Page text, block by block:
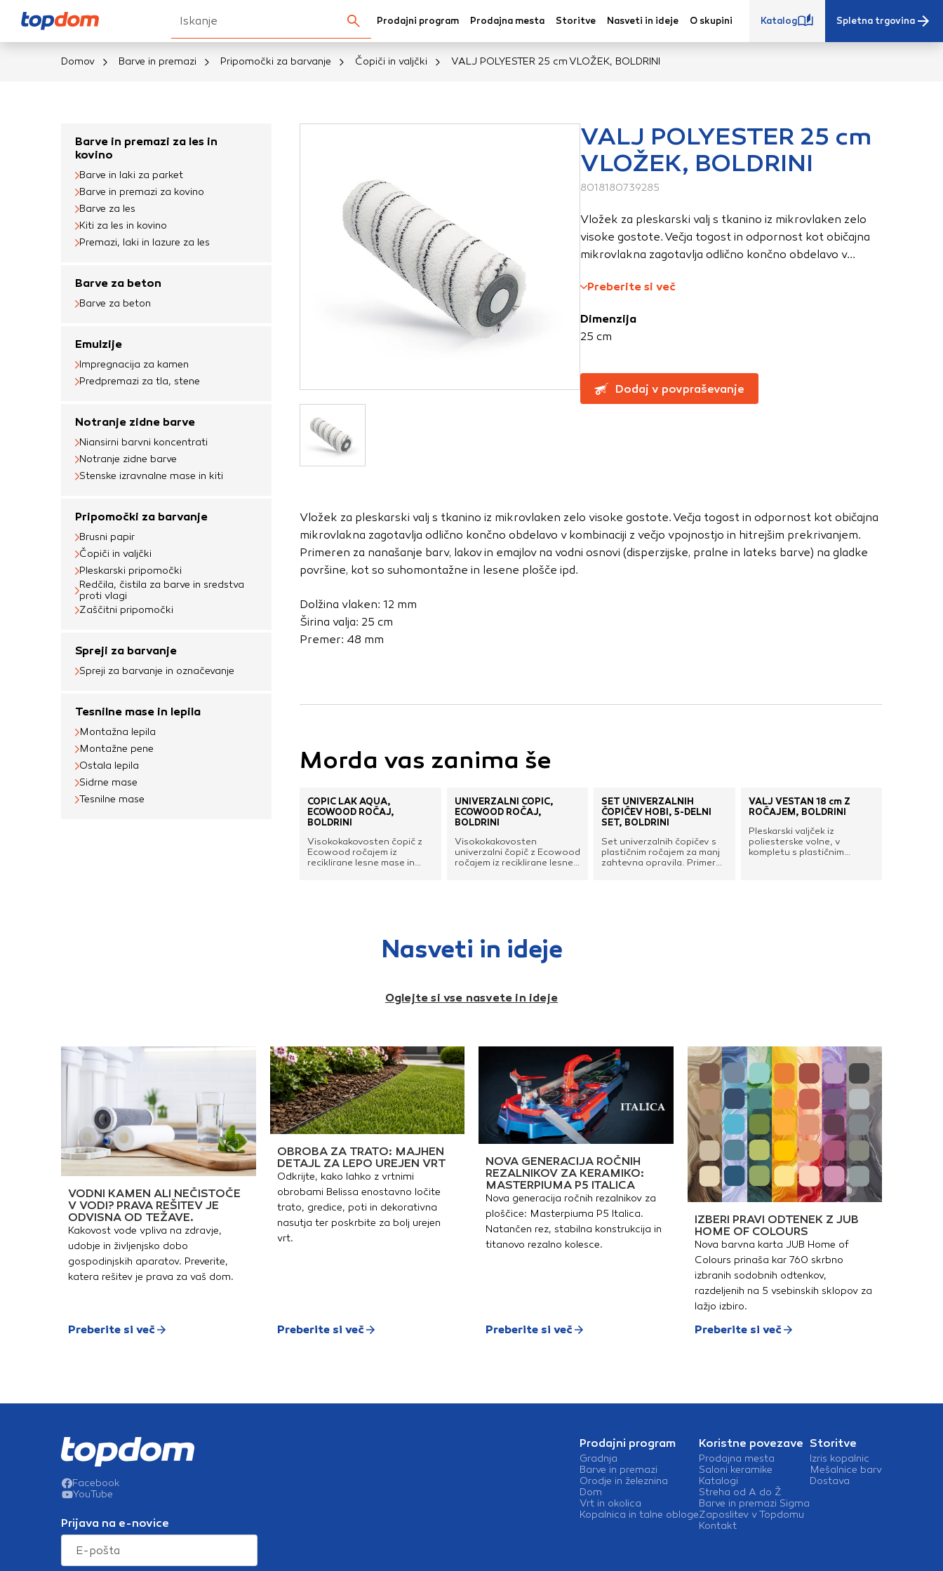
Išči...Prodajni program Prodajna mesta Storitve Nasveti in ideje O skupini Katalog Spletna trgovina
Domov Barve in premazi Pripomočki za barvanje Čopiči in valjčki VALJ POLYESTER 25 cm VLOŽEK, BOLDRINI
Barve in premazi za les in
kovino
Barve in laki za parket
Barve in premazi za kovino
Barve za les
Kiti za les in kovino
Premazi, laki in lazure za les
Barve za beton
Barve za beton
Emulzije
Impregnacija za kamen
Predpremazi za tla, stene
Notranje zidne barve
Niansirni barvni koncentrati
Notranje zidne barve
Stenske izravnalne mase in kiti
Pripomočki za barvanje
Brusni papir
Čopiči in valjčki
Pleskarski pripomočki
Redčila, čistila za barve in sredstva
proti vlagi
Zaščitni pripomočki
Spreji za barvanje
Spreji za barvanje in označevanje
Tesnilne mase in lepila
Montažna lepila
Montažne pene
Ostala lepila
Sidrne mase
Tesnilne mase
VALJ POLYESTER 25 cm
VLOŽEK, BOLDRINI
8018180739285
Vložek za pleskarski valj s tkanino iz mikrovlaken zelo
visoke gostote. Večja togost in odpornost kot običajna
mikrovlakna zagotavlja odlično končno obdelavo v...
Preberite si več
Dimenzija
25 cm
Dodaj v povpraševanje
Vložek za pleskarski valj s tkanino iz mikrovlaken zelo visoke gostote. Večja togost in odpornost kot običajna
mikrovlakna zagotavlja odlično končno obdelavo v kombinaciji z večjo vpojnostjo in hitrejšim prekrivanjem.
Primeren za nanašanje barv, lakov in emajlov na vodni osnovi (disperzijske, pralne in lateks barve) na gladke
površine, kot so suhomontažne in lesene plošče ipd.
Dolžina vlaken: 12 mm
Širina valja: 25 cm
Premer: 48 mm
Morda vas zanima še
ČOPIČ LAK AQUA,
ECOWOOD ROČAJ,
BOLDRINI
Visokokakovosten čopič z
Ecowood ročajem iz
reciklirane lesne mase in
UNIVERZALNI ČOPIČ,
ECOWOOD ROČAJ,
BOLDRINI
Visokokakovosten
univerzalni čopič z Ecowood
ročajem iz reciklirane lesne
SET UNIVERZALNIH
ČOPIČEV HOBI, 5-DELNI
SET, BOLDRINI
Set univerzalnih čopičev s
plastičnim ročajem za manj
zahtevna opravila. Primerni
VALJ VESTAN 18 cm Z
ROČAJEM, BOLDRINI
Pleskarski valjček iz
poliesterske volne, v
kompletu s plastičnim
Nasveti in ideje
Oglejte si vse nasvete in ideje
VODNI KAMEN ALI NEČISTOČE
V VODI? PRAVA REŠITEV JE
ODVISNA OD TEŽAVE.
Kakovost vode vpliva na zdravje,
udobje in življenjsko dobo
gospodinjskih aparatov. Preverite,
katera rešitev je prava za vaš dom.
Preberite si več
OBROBA ZA TRATO: MAJHEN
DETAJL ZA LEPO UREJEN VRT
Odkrijte, kako lahko z vrtnimi
obrobami Belissa enostavno ločite
trato, gredice, poti in dekorativna
nasutja ter poskrbite za bolj urejen
vrt.
Preberite si več
NOVA GENERACIJA ROČNIH
REZALNIKOV ZA KERAMIKO:
MASTERPIUMA P5 ITALICA
Nova generacija ročnih rezalnikov za
ploščice: Masterpiuma P5 Italica.
Natančen rez, stabilna konstrukcija in
titanovo rezalno kolesce.
Preberite si več
IZBERI PRAVI ODTENEK Z JUB
HOME OF COLOURS
Nova barvna karta JUB Home of
Colours prinaša kar 760 skrbno
izbranih sodobnih odtenkov,
razdeljenih na 5 vsebinskih sklopov za
lažjo izbiro.
Preberite si več
Facebook
YouTube
Prijava na e-novice
Prodajni program
Gradnja
Barve in premazi
Orodje in železnina
Dom
Vrt in okolica
Kopalnica in talne obloge
Koristne povezave
Prodajna mesta
Saloni keramike
Katalogi
Streha od A do Ž
Barve in premazi Sigma
Zaposlitev v Topdomu
Kontakt
Storitve
Izris kopalnic
Mešalnice barv
Dostava
Vaša zasebnost
Ko obiščete katero koli spletno mesto, mesto lahko shrani ali pridobi informacije iz vašega
brskalnika, večinoma v obliki piškotkov. Te informacije se lahko navezujejo na vas, vaše nastavitve,
vašo napravo ali pa skrbijo, da vaše spletno mesto deluje v skladu z vašimi pričakovanji. Te
informacije običajno ne razkrivajo neposredno vaše identitete, vendar vam lahko zagotovijo bolj
prilagojeno spletno uporabniško izkušnjo. Nekatere vrste piškotkov lahko zavrnete. Klikajte
različna imena kategorij, da si ogledate več informacij in spremenite privzete nastavitve. Blokiranje
določenih vrst piškotkov vpliva na vašo uporabo tega spletnega mesta in naše storitve.
Običajno so nastavljeni samo kot odziv na vaša dejanja, ki vodijo do storitvenih zahtev, na primer
nastavitev zasebnosti, prijava ali izpolnjevanje obrazcev. Na voljo imate nastavitev, da brskalnik
blokira te piškotke ali vas opozori na njih. V tem primeru nekateri deli spletnega mesta ne bodo
Piškotki za učinkovitost delovanja
priljubljena, in opazujemo, kako se obiskovalci pomikajo po spletnem mestu. Podatki, ki jih piškotki
zbirajo, so združeni in anonimni. Če uporabo teh piškotkov zavrnete, ne bomo vedeli, kdaj ste
obiskali naše spletno mesto.
Piškotki za ciljno usmerjenost
Te piškotke nastavijo naši oglaševalski partnerji. Partnerska oglaševalska podjetja jih lahko
uporabljajo za izdelavo profila vaših interesov, ki ga nato uporabijo za prikazovanje ustreznih oglasov
naprave. Če zavrnete uporabo teh piškotkov, ne boste deležni našega ciljnega spletnega